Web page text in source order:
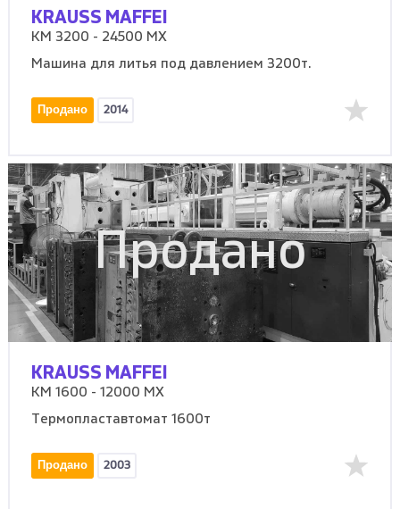
KRAUSS MAFFEI
KM 3200 - 24500 MX
Машина для литья под давлением 3200т.
Продано 2014
Продано
KRAUSS MAFFEI
KM 1600 - 12000 MX
Термопластавтомат 1600т
Продано 2003